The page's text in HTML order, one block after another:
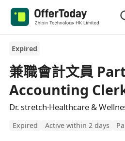
Expired
兼職會計文員
Accounting
Dr. stretch·Healthcare &
Expired Active within 2 days